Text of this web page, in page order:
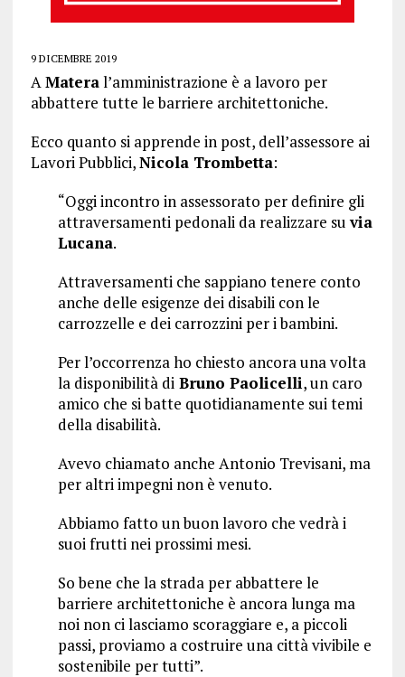
9 DICEMBRE 2019
AMateral’amministrazione è a lavoro per
abbattere tutte le barriere architettoniche.
Ecco quanto si apprende in post, dell’assessore ai
Lavori Pubblici,Nicola Trombetta:
“Oggi incontro in assessorato per definire gli
attraversamenti pedonali da realizzare suvia
Lucana.
Attraversamenti che sappiano tenere conto
anche delle esigenze dei disabili con le
carrozzelle e dei carrozzini per i bambini.
Per l’occorrenza ho chiesto ancora una volta
la disponibilità diBruno Paolicelli, un caro
amico che si batte quotidianamente sui temi
della disabilità.
Avevo chiamato anche Antonio Trevisani, ma
per altri impegni non è venuto.
Abbiamo fatto un buon lavoro che vedrà i
suoi frutti nei prossimi mesi.
So bene che la strada per abbattere le
barriere architettoniche è ancora lunga ma
noi non ci lasciamo scoraggiare e, a piccoli
passi, proviamo a costruire una città vivibile e
sostenibile per tutti”.